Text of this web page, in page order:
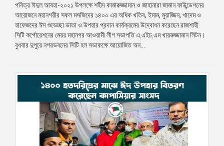
পবিত্র ঈদুল আযহা-২০২১ উপলক্ষে শহীদ কামারুজ্জামান ও জাহানারা জামান ফাউন্ডেশনের
আয়োজনে মহানগরীর সকল মসজিদের ১৪০০ এর অধিক খতিব, ইমাম, মুয়াজ্জিন, খাদেম ও
হাফেজদের ঈদ শুভেচ্ছা ভাতা ও উপহার প্রদান কার্যক্রমের উদ্বোধন করেছেন রাজশাহী
সিটি কর্পোরেশনের মেয়র মহানগর আওয়ামী লীগ সভাপতি এ.এইচ.এম খায়রুজ্জামান লিটন।
বুধবার দুপুরে নগরভবনের সিটি হল সভাকক্ষে আয়োজিত অন...